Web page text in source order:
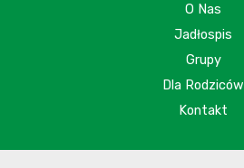
O Nas
Jadłospis
Grupy
Dla Rodziców
Kontakt